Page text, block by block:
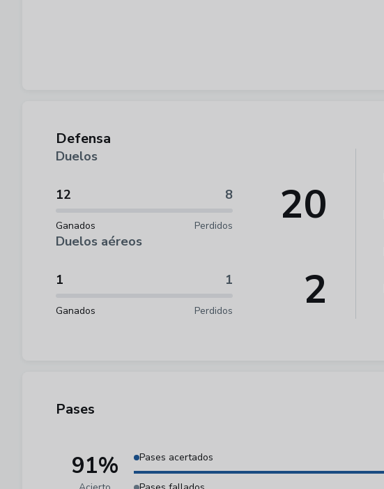
Defensa
Duelos
12 8
Ganados Perdidos 20
Duelos aéreos
1 1
Ganados Perdidos 2
Pases
91% Pases acertados